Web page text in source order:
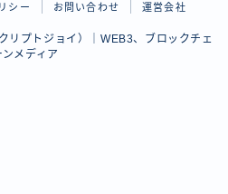
シー お問い合わせ 運営会社
プトジョイ）｜WEB3、ブロックチェ
ンメディア